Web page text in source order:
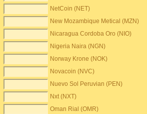
NetCoin (NET)
New Mozambique Metical (MZN)
Nicaragua Cordoba Oro (NIO)
Nigeria Naira (NGN)
Norway Krone (NOK)
Novacoin (NVC)
Nuevo Sol Peruvian (PEN)
Nxt (NXT)
Oman Rial (OMR)